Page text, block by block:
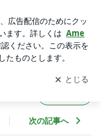
を受け取りまし
開く
次の記事へ